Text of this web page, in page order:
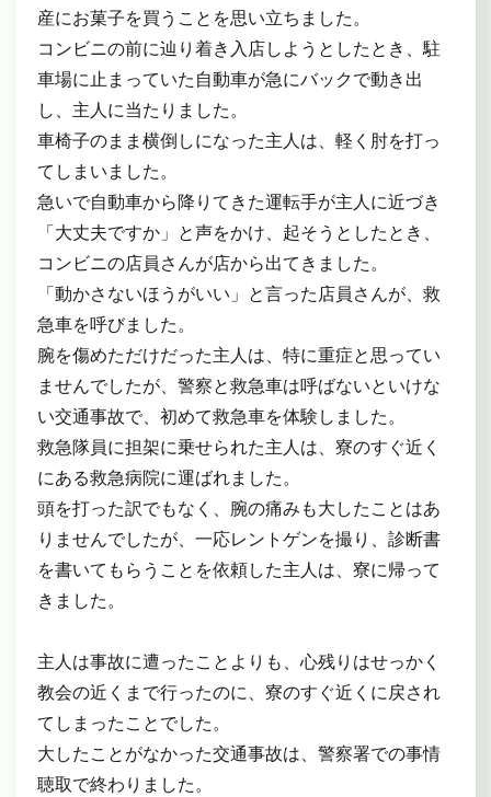
産にお菓子を買うことを思い立ちました。
コンビニの前に辿り着き入店しようとしたとき、駐
車場に止まっていた自動車が急にバックで動き出
し、主人に当たりました。
車椅子のまま横倒しになった主人は、軽く肘を打っ
てしまいました。
急いで自動車から降りてきた運転手が主人に近づき
「大丈夫ですか」と声をかけ、起そうとしたとき、
コンビニの店員さんが店から出てきました。
「動かさないほうがいい」と言った店員さんが、救
急車を呼びました。
腕を傷めただけだった主人は、特に重症と思ってい
ませんでしたが、警察と救急車は呼ばないといけな
い交通事故で、初めて救急車を体験しました。
救急隊員に担架に乗せられた主人は、寮のすぐ近く
にある救急病院に運ばれました。
頭を打った訳でもなく、腕の痛みも大したことはあ
りませんでしたが、一応レントゲンを撮り、診断書
を書いてもらうことを依頼した主人は、寮に帰って
きました。
主人は事故に遭ったことよりも、心残りはせっかく
教会の近くまで行ったのに、寮のすぐ近くに戻され
てしまったことでした。
大したことがなかった交通事故は、警察署での事情
聴取で終わりました。